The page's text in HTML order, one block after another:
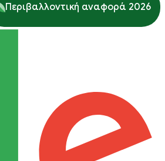
Περιβαλλοντική αναφορά 2026